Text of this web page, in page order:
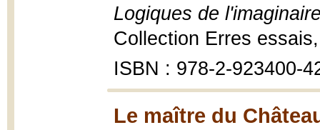
Logiques de
Collection Erres
ISBN : 978-2-923400-
Le maître du